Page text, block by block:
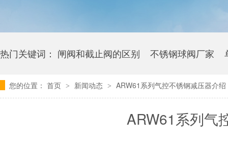
热门关键词： 闸阀和截止阀的区别 不锈钢球阀厂家
卫生级海角社区APP官网版多少钱
您的位置： 首页 > 新闻动态 > ARW61系列气控不锈钢减压器介绍
ARW61系列气